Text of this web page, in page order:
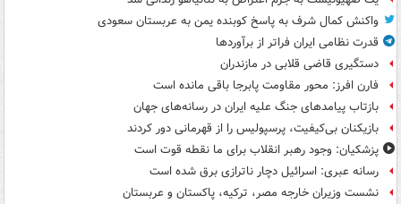
واکنش کمال شرف به پاسخ کوبنده یمن به عربستان سعودی
قدرت نظامی ایران فراتر از برآوردها
دستگیری قاضی قلابی در مازندران
فارن افرز: محور مقاومت پابرجا باقی مانده است
بازتاب پیامدهای جنگ علیه ایران در رسانه‌های جهان
بازیکنان بی‌کیفیت، پرسپولیس را از قهرمانی دور کردند
پزشکیان: وجود رهبر انقلاب برای ما نقطه قوت است
رسانه عبری: اسرائیل دچار ناترازی برق شده است
نشست وزیران خارجه مصر، ترکیه، پاکستان و عربستان